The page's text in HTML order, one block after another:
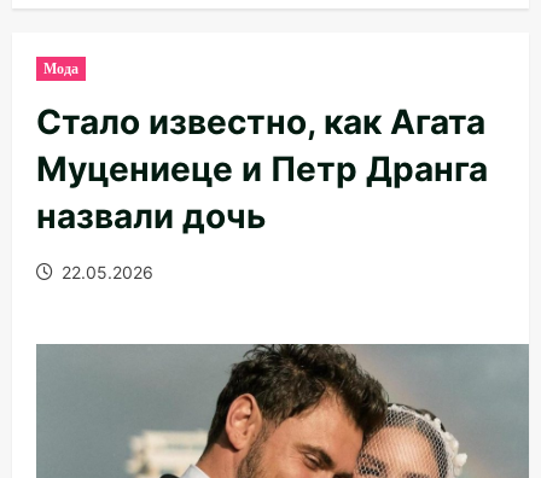
Мода
Стало известно, как Агата
Муцениеце и Петр Дранга
назвали дочь
22.05.2026